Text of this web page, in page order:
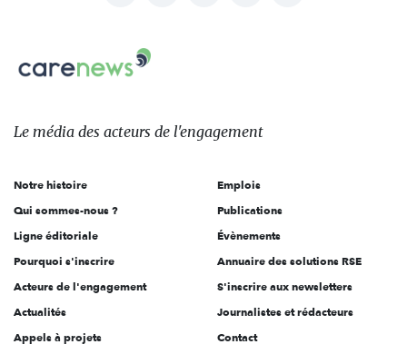
sur:
Carenews,
Le
des
l'engagement
Le média des acteurs de l'engagement
Notre histoire
Qui sommes-nous ?
Ligne éditoriale
Pourquoi s'inscrire
Acteurs de l'engagement
Actualités
Appels à projets
Emplois
Publications
Évènements
Annuaire des solutions RSE
S'inscrire aux newsletters
Journalistes et rédacteurs
Contact